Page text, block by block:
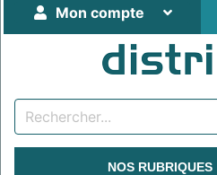
Mon compte
NOS RUBRIQUES